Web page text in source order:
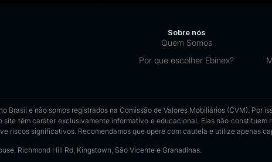
Sobre nós
Quem Somos
Por que escolher Ebinex?
Brasil e não somos registrados na Comissão de Valores Mobiliários (CVM).
site têm caráter exclusivamente informativo e educacional. Elas não
riscos significativos. Recomendamos que opere com cautela e utilize apenas
Richmond Hill Rd, Kingstown, São Vicente e Granadinas.